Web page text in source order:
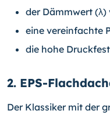
der Dämmwert
eine vereinfachte
die hohe
2. EPS-
Der Klassiker mit der